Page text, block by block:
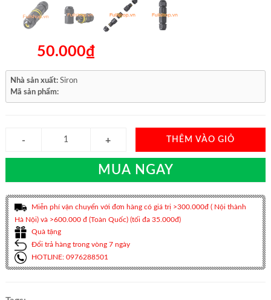
50.000₫
Nhà sản xuất: Siron
Mã sản phẩm:
THÊM VÀO GIỎ
MUA NGAY
Miễn phí vận chuyển với đơn hàng có giá trị >300.000đ ( Nội thành
Hà Nội) và >600.000 đ (Toàn Quốc) (tối đa 35.000đ)
Quà tặng
Đổi trả hàng trong vòng 7 ngày
HOTLINE: 0976288501